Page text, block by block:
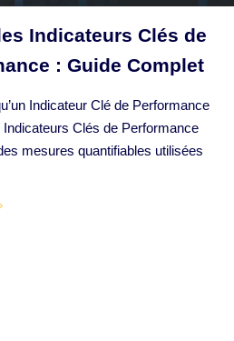
Indicateurs Clés de
: Guide Complet
Indicateur Clé de Performance
Indicateurs Clés de Performance
mesures quantifiables utilisées